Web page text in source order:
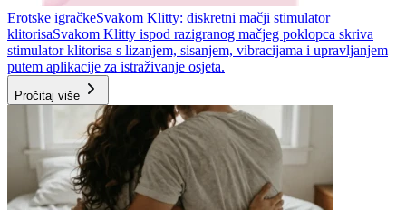
Erotske igračkeSvakom Klitty: diskretni mačji stimulator
klitorisaSvakom Klitty ispod razigranog mačjeg poklopca skriva
stimulator klitorisa s lizanjem, sisanjem, vibracijama i upravljanjem
putem aplikacije za istraživanje osjeta.
Pročitaj više